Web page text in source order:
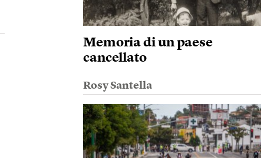
Memoria di un paese
cancellato
Rosy Santella